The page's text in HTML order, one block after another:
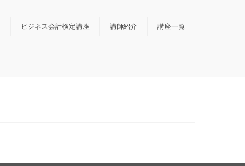
ビジネス会計検定講座 講師紹介 講座一覧